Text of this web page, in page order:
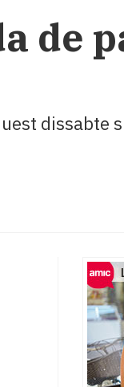
de
dissabte